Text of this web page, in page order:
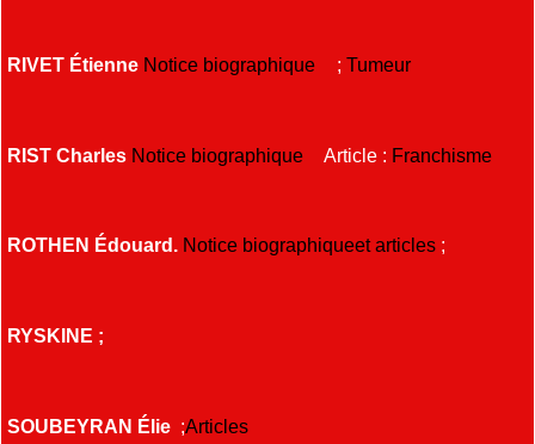
RIVET Étienne Notice biographique ; Tumeur
RIST Charles Notice biographique Article : Franchisme
ROTHEN Édouard. Notice biographiqueet articles ;
RYSKINE ;
SOUBEYRAN Élie ;Articles